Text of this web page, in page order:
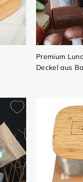
Premium
Deckel aus